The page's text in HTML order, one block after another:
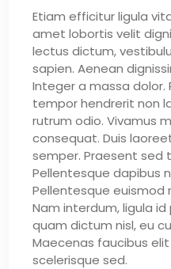
Etiam efficitur ligula
amet lobortis velit
lectus dictum,
sapien. Aenean
Integer a massa
tempor hendrerit non
rutrum odio. Vivamus
consequat. Duis
semper. Praesent sed
Pellentesque dapibus
Pellentesque euismod
Nam interdum, ligula
quam dictum nisl, eu
Maecenas faucibus
scelerisque sed.